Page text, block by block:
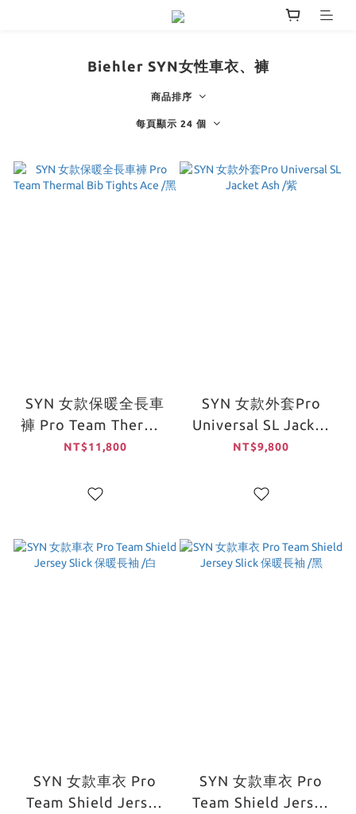
Biehler SYN女性車衣、褲
商品排序
每頁顯示 24 個
SYN 女款保暖全長車
褲 Pro Team Thermal
Bib Tights Ace /黑
NT$11,800
SYN 女款外套Pro
Universal SL Jacket
Ash /紫
NT$9,800
SYN 女款車衣 Pro
Team Shield Jersey
SYN 女款車衣 Pro
Team Shield Jersey